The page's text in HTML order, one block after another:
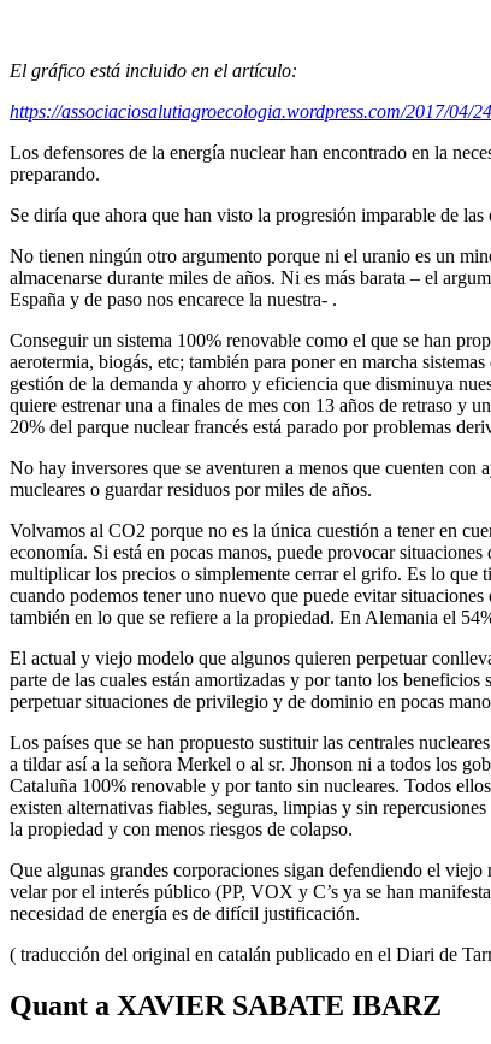
El gráfico está incluido en el artículo:
https://associaciosalutiagroecologia.wordpress.com/2017/04/
Los defensores de la energía nuclear han encontrado en la
preparando.
Se diría que ahora que han visto la progresión imparable de
No tienen ningún otro argumento porque ni el uranio es un
almacenarse durante miles de años. Ni es más barata – el
España y de paso nos encarece la nuestra- .
Conseguir un sistema 100% renovable como el que se han
aerotermia, biogás, etc; también para poner en marcha
gestión de la demanda y ahorro y eficiencia que disminuya
quiere estrenar una a finales de mes con 13 años de retraso y
20% del parque nuclear francés está parado por problemas
No hay inversores que se aventuren a menos que cuenten
mucleares o guardar residuos por miles de años.
Volvamos al CO2 porque no es la única cuestión a tener en
economía. Si está en pocas manos, puede provocar
multiplicar los precios o simplemente cerrar el grifo. Es lo que
cuando podemos tener uno nuevo que puede evitar
también en lo que se refiere a la propiedad. En Alemania el
El actual y viejo modelo que algunos quieren perpetuar
parte de las cuales están amortizadas y por tanto los
perpetuar situaciones de privilegio y de dominio en pocas
Los países que se han propuesto sustituir las centrales
a tildar así a la señora Merkel o al sr. Jhonson ni a todos los
Cataluña 100% renovable y por tanto sin nucleares. Todos
existen alternativas fiables, seguras, limpias y sin
la propiedad y con menos riesgos de colapso.
Que algunas grandes corporaciones sigan defendiendo el
velar por el interés público (PP, VOX y C’s ya se han
necesidad de energía es de difícil justificación.
( traducción del original en catalán publicado en el Diari de
Quant a XAVIER SABATE IBARZ